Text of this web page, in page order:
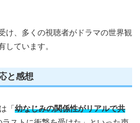
け、多くの視聴者がドラマの世界観
しています。
と感想
「 幼なじみの関係性がリアルで共